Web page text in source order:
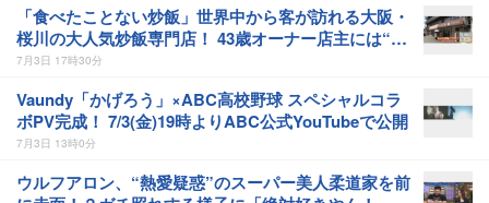
「食べたことない炒飯」世界中から客が訪れる大阪・
桜川の大人気炒飯専門店！ 43歳オーナー店主には“も
うひとつの顔”が…
7月3日 17時30分
Vaundy「かげろう」×ABC高校野球 スペシャルコラ
ボPV完成！ 7/3(金)19時よりABC公式YouTubeで公開
7月3日 13時0分
ウルフアロン、“熱愛疑惑”のスーパー美人柔道家を前